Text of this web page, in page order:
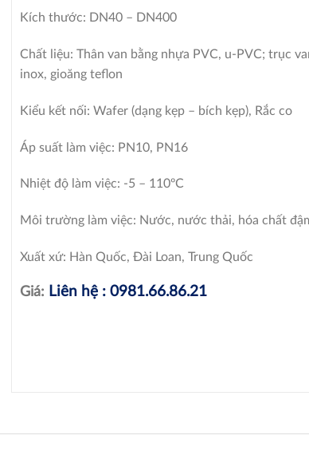
Kích thước: DN40 – DN400
Chất liệu: Thân van bằng nhựa PVC, u-PVC; trục
inox, gioăng teflon
Kiểu kết nối: Wafer (dạng kẹp – bích kẹp), Rắc co
Áp suất làm việc: PN10, PN16
Nhiệt độ làm việc: -5 – 110ºC
Môi trường làm việc: Nước, nước thải, hóa chất
Xuất xứ: Hàn Quốc, Đài Loan, Trung Quốc
Giá: Liên hệ : 0981.66.86.21